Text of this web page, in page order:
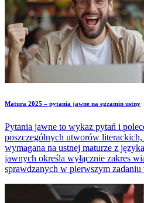
Matura 2025 – pytania jawne na egzamin ustny
Pytania jawne to wykaz pytań i
poszczególnych utworów
wymagana na ustnej maturze z
jawnych określa wyłącznie zakres
sprawdzanych w pierwszym
2025 roku obowiązuje lista 112 tzw.